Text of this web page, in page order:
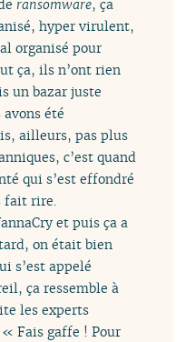
ransomware, ça
hyper virulent,
organisé pour
ça, ils n’ont rien
un bazar juste
été
ailleurs, pas plus
c’est quand
qui s’est effondré
fait rire.
et puis ça a
on était bien
s’est appelé
ça ressemble à
les experts
Fais gaffe ! Pour